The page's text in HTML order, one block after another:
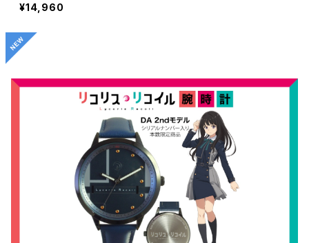
¥14,960